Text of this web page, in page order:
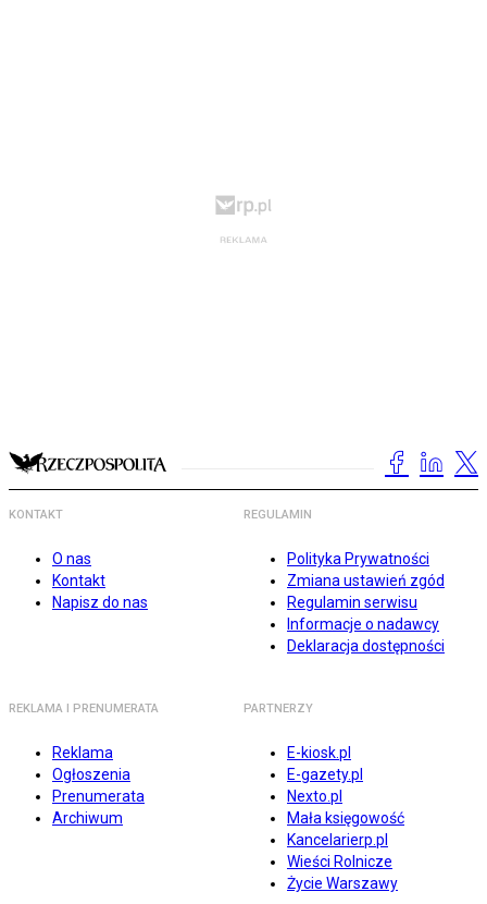
KONTAKT
O nas
Kontakt
Napisz do nas
REGULAMIN
Polityka Prywatności
Zmiana ustawień zgód
Regulamin serwisu
Informacje o nadawcy
Deklaracja dostępności
REKLAMA I PRENUMERATA
Reklama
Ogłoszenia
Prenumerata
Archiwum
PARTNERZY
E-kiosk.pl
E-gazety.pl
Nexto.pl
Mała księgowość
Kancelarierp.pl
Wieści Rolnicze
Życie Warszawy